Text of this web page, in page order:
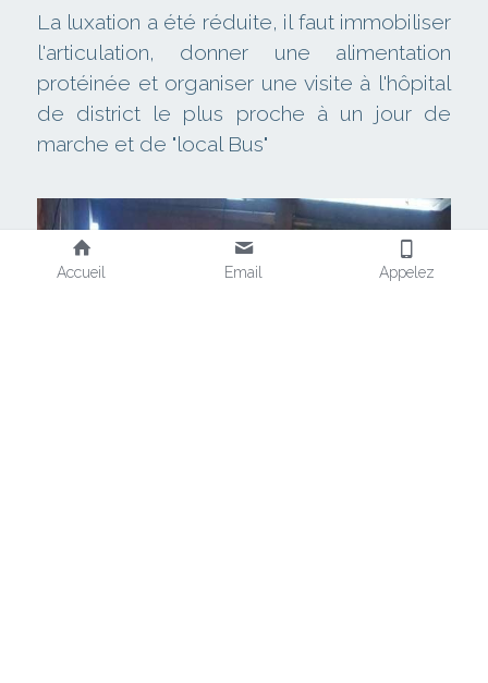
La luxation a été réduite, il faut immobiliser
l'articulation, donner une alimentation
protéinée et organiser une visite à l'hôpital
de district le plus proche à un jour de
marche et de "local Bus"
Accueil Email Appelez